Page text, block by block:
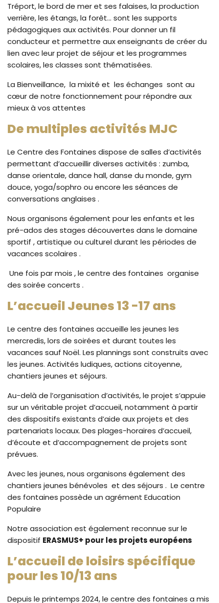
Tréport, le bord de mer et ses falaises, la production
verrière, les étangs, la forêt... sont les supports
pédagogiques aux activités. Pour donner un fil
conducteur et permettre aux enseignants de créer du
lien avec leur projet de séjour et les programmes
scolaires, les classes sont thématisées.
La Bienveillance, la mixité et les échanges sont au
cœur de notre fonctionnement pour répondre aux
mieux à vos attentes
De multiples activités MJC
Le Centre des Fontaines dispose de salles d’activités
permettant d’accueillir diverses activités : zumba,
danse orientale, dance hall, danse du monde, gym
douce, yoga/sophro ou encore les séances de
conversations anglaises .
Nous organisons également pour les enfants et les
pré-ados des stages découvertes dans le domaine
sportif , artistique ou culturel durant les périodes de
vacances scolaires .
Une fois par mois , le centre des fontaines organise
des soirée concerts .
L’accueil Jeunes 13 -17 ans
Le centre des fontaines accueille les jeunes les
mercredis, lors de soirées et durant toutes les
vacances sauf Noël. Les plannings sont construits avec
les jeunes. Activités ludiques, actions citoyenne,
chantiers jeunes et séjours.
Au-delà de l’organisation d’activités, le projet s’appuie
sur un véritable projet d’accueil, notamment à partir
des dispositifs existants d’aide aux projets et des
partenariats locaux. Des plages-horaires d’accueil,
d’écoute et d’accompagnement de projets sont
prévues.
Avec les jeunes, nous organisons également des
chantiers jeunes bénévoles et des séjours . Le centre
des fontaines possède un agrément Education
Populaire
Notre association est également reconnue sur le
dispositif ERASMUS+ pour les projets européens
L’accueil de loisirs spécifique
pour les 10/13 ans
Depuis le printemps 2024, le centre des fontaines a mis